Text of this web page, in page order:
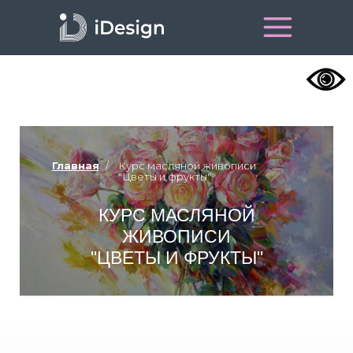
КУРС МАСЛЯНОЙ
ЖИВОПИСИ
"ЦВЕТЫ И ФРУКТЫ"
Главная /
Курс масляной живописи
"Цветы и фрукты"